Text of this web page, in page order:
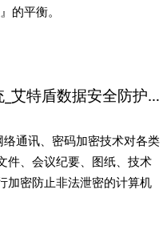
的平衡。
加密系统_企业文件加密系统_艾特盾数据安全防护系统
络通讯、密码加密技术对各类
件、会议纪要、图纸、技术
加密防止非法泄密的计算机